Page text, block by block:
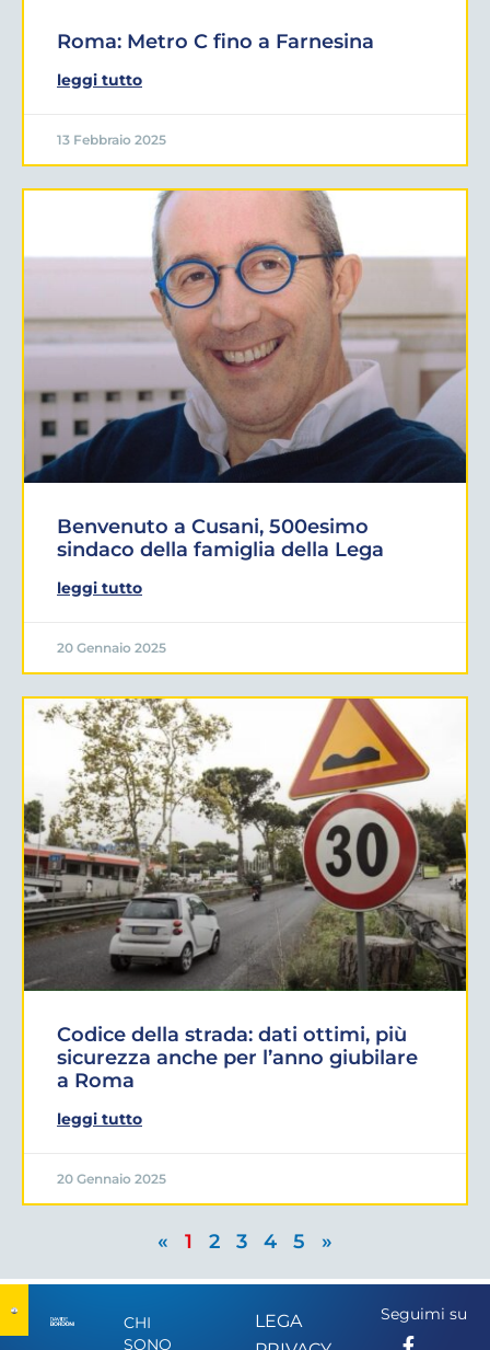
Roma: Metro C fino a Farnesina
leggi tutto
13 Febbraio 2025
Benvenuto a Cusani, 500esimo
sindaco della famiglia della Lega
leggi tutto
20 Gennaio 2025
Codice della strada: dati ottimi, più
sicurezza anche per l’anno giubilare
a Roma
leggi tutto
20 Gennaio 2025
« 1 2 3 4 5 »
CHI
SONO
LEGA
Seguimi su